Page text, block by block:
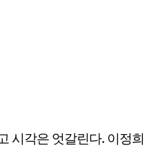
시각은 엇갈린다. 이정희